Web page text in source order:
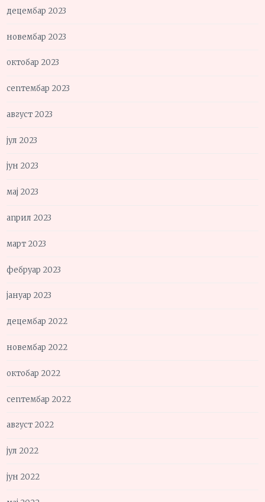
децембар 2023
новембар 2023
октобар 2023
септембар 2023
август 2023
јул 2023
јун 2023
мај 2023
април 2023
март 2023
фебруар 2023
јануар 2023
децембар 2022
новембар 2022
октобар 2022
септембар 2022
август 2022
јул 2022
јун 2022